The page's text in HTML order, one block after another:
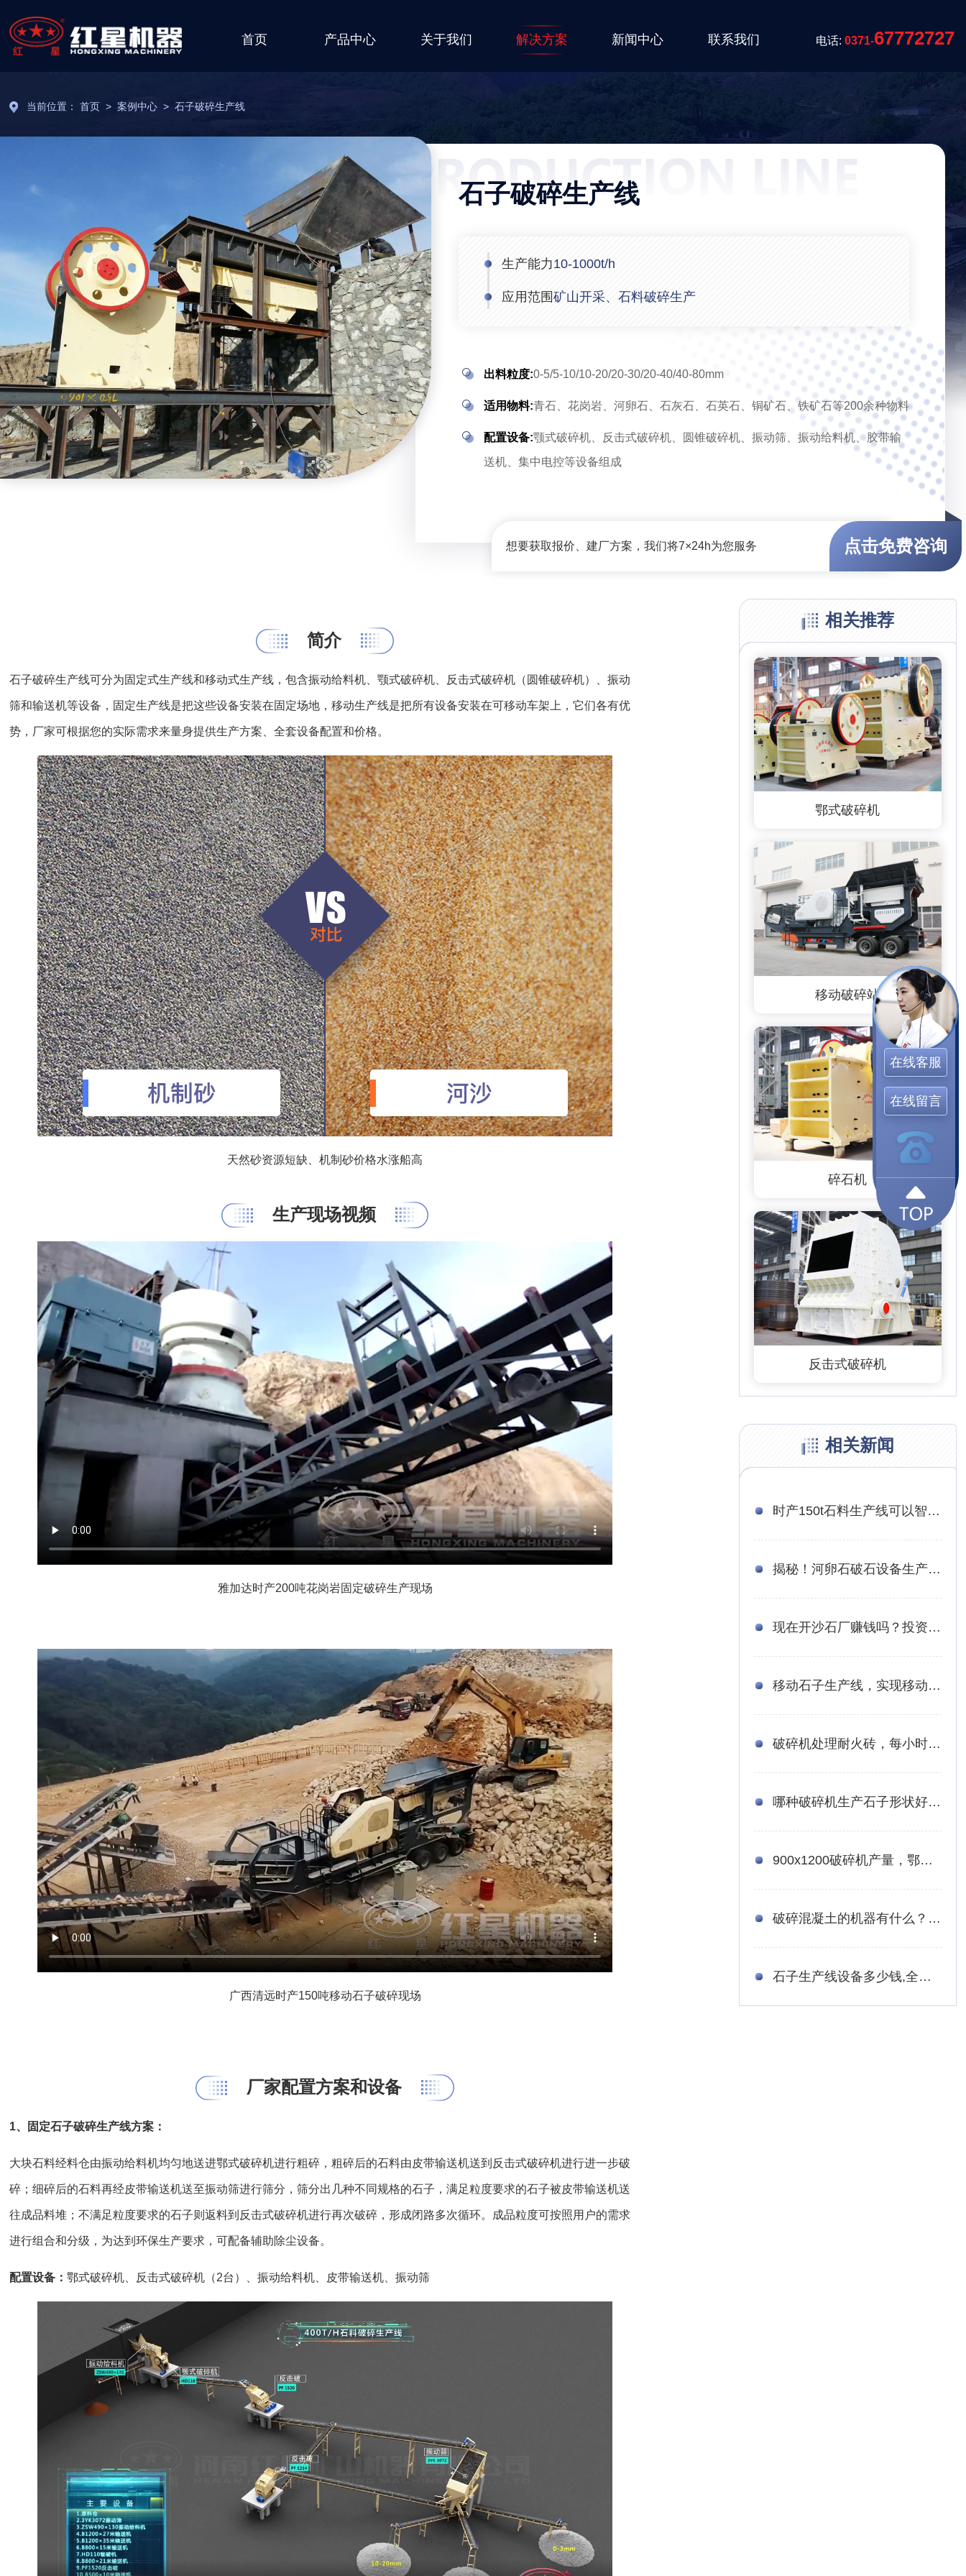
首页 产品中心 关于我们 解决方案 新闻中心 联系我们 电话: 0371-67772727
当前位置： 首页 > 案例中心 > 石子破碎生产线
石子破碎生产线
生产能力10-1000t/h
应用范围 矿山开采、石料破碎生产
出料粒度:0-5/5-10/10-20/20-30/20-40/40-80mm
适用物料:青石、花岗岩、河卵石、石灰石、石英石、铜矿石、铁矿石等200余种物料
配置设备:颚式破碎机、反击式破碎机、圆锥破碎机、振动筛、振动给料机、胶带输
送机、集中电控等设备组成
想要获取报价、建厂方案，我们将7×24h为您服务 点击免费咨询
简介
石子破碎生产线可分为固定式生产线和移动式生产线，包含振动给料机、颚式破碎机、反击式破碎机（圆锥破碎机）、振动
筛和输送机等设备，固定生产线是把这些设备安装在固定场地，移动生产线是把所有设备安装在可移动车架上，它们各有优
势，厂家可根据您的实际需求来量身提供生产方案、全套设备配置和价格。
天然砂资源短缺、机制砂价格水涨船高
生产现场视频
雅加达时产200吨花岗岩固定破碎生产现场
广西清远时产150吨移动石子破碎现场
厂家配置方案和设备
1、固定石子破碎生产线方案：
大块石料经料仓由振动给料机均匀地送进鄂式破碎机进行粗碎，粗碎后的石料由皮带输送机送到反击式破碎机进行进一步破
碎；细碎后的石料再经皮带输送机送至振动筛进行筛分，筛分出几种不同规格的石子，满足粒度要求的石子被皮带输送机送
往成品料堆；不满足粒度要求的石子则返料到反击式破碎机进行再次破碎，形成闭路多次循环。成品粒度可按照用户的需求
进行组合和分级，为达到环保生产要求，可配备辅助除尘设备。
配置设备：鄂式破碎机、反击式破碎机（2台）、振动给料机、皮带输送机、振动筛
相关推荐
鄂式破碎机
移动破碎站
碎石机
反击式破碎机
相关新闻
时产150t石料生产线可以智能到什么地步?砂石用户也该来看看
揭秘！河卵石破石设备生产线工艺流程哪家好（附高清视频）
现在开沙石厂赚钱吗？投资一条年收入400万以上的青石破碎生产线需要多少钱？
移动石子生产线，实现移动工程不是梦！
破碎机处理耐火砖，每小时3吨有什么设备型号推荐
哪种破碎机生产石子形状好且价格便宜
900x1200破碎机产量，鄂破机型号参数表
破碎混凝土的机器有什么？小型混凝土破碎机多少钱
石子生产线设备多少钱,全套石子破碎设备厂家报价
在线客服
在线留言